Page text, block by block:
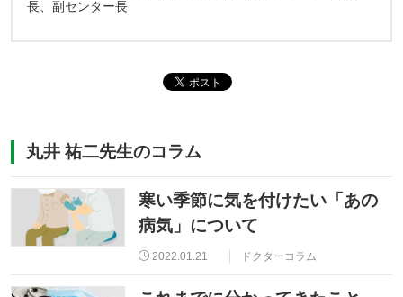
長、副センター長
丸井 祐二先生のコラム
寒い季節に気を付けたい「あの
病気」について
2022.01.21 ドクターコラム